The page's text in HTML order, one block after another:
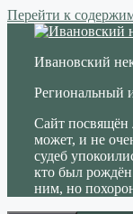
Перейти к
Ивановский
Региональный
Сайт посвящён
может, и не
судеб
кто был
ним, но